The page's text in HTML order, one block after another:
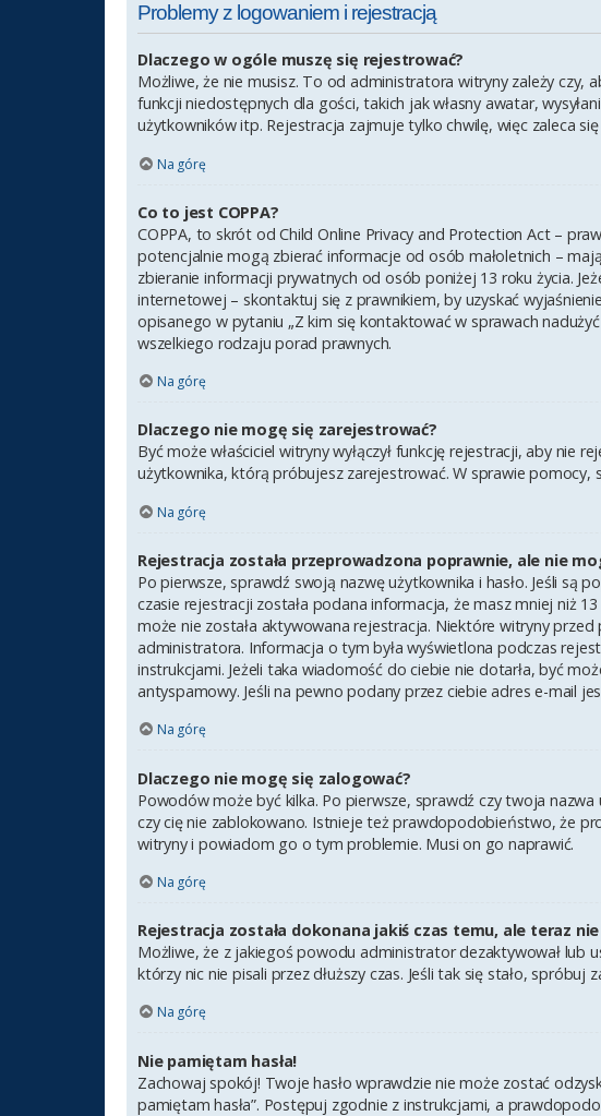
Problemy z logowaniem i rejestracją
Dlaczego w ogóle muszę się rejestrować?
Możliwe, że nie musisz. To od administratora witryny zależy
funkcji niedostępnych dla gości, takich jak własny awatar,
użytkowników itp. Rejestracja zajmuje tylko chwilę, więc zaleca
Na górę
Co to jest COPPA?
COPPA, to skrót od Child Online Privacy and Protection Act –
potencjalnie mogą zbierać informacje od osób małoletnich –
zbieranie informacji prywatnych od osób poniżej 13 roku życia.
internetowej – skontaktuj się z prawnikiem, by uzyskać
opisanego w pytaniu „Z kim się kontaktować w sprawach
wszelkiego rodzaju porad prawnych.
Na górę
Dlaczego nie mogę się zarejestrować?
Być może właściciel witryny wyłączył funkcję rejestracji, aby nie
użytkownika, którą próbujesz zarejestrować. W sprawie
Na górę
Rejestracja została przeprowadzona poprawnie, ale nie
Po pierwsze, sprawdź swoją nazwę użytkownika i hasło. Jeśli są
czasie rejestracji została podana informacja, że masz mniej niż
może nie została aktywowana rejestracja. Niektóre witryny
administratora. Informacja o tym była wyświetlona podczas
instrukcjami. Jeżeli taka wiadomość do ciebie nie dotarła, być
antyspamowy. Jeśli na pewno podany przez ciebie adres e-mail
Na górę
Dlaczego nie mogę się zalogować?
Powodów może być kilka. Po pierwsze, sprawdź czy twoja nazwa
czy cię nie zablokowano. Istnieje też prawdopodobieństwo, że
witryny i powiadom go o tym problemie. Musi on go naprawić.
Na górę
Rejestracja została dokonana jakiś czas temu, ale teraz
Możliwe, że z jakiegoś powodu administrator dezaktywował lub
którzy nic nie pisali przez dłuższy czas. Jeśli tak się stało,
Na górę
Nie pamiętam hasła!
Zachowaj spokój! Twoje hasło wprawdzie nie może zostać
pamiętam hasła”. Postępuj zgodnie z instrukcjami, a